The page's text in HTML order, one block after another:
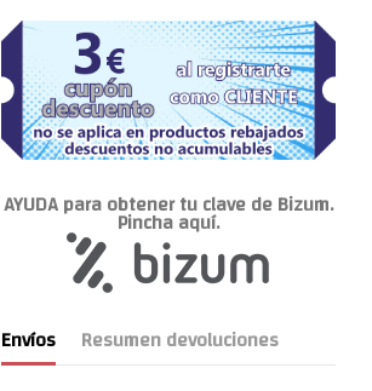
AYUDA para obtener tu clave de Bizum.
Pincha aquí.
Envíos Resumen devoluciones